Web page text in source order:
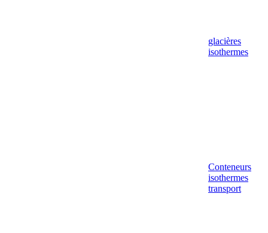
glacières
isothermes
Conteneurs
isothermes
transport